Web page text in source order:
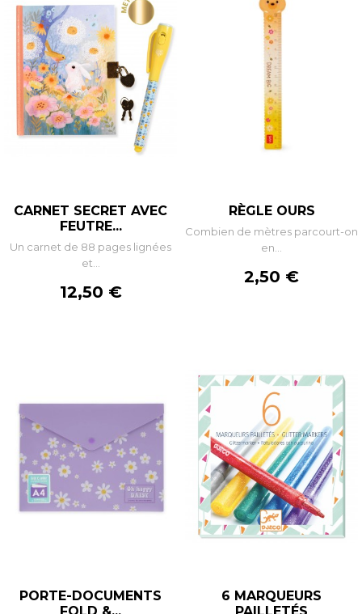
CARNET SECRET AVEC
FEUTRE...
Un carnet de 88 pages lignées
et...
Prix
12,50 €
RÈGLE OURS
Combien de mètres parcourt-on
en...
Prix
2,50 €
PORTE-DOCUMENTS
6 MARQUEURS